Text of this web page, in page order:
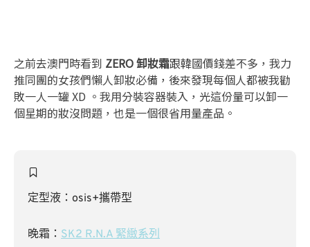
之前去澳門時看到 ZERO 卸妝霜跟韓國價錢差不多，我力
推同團的女孩們懶人卸妝必備，後來發現每個人都被我勸
敗一人一罐 XD 。我用分裝容器裝入，光這份量可以卸一
個星期的妝沒問題，也是一個很省用量產品。
定型液：osis+攜帶型
晚霜： SK2 R.N.A 緊緻系列